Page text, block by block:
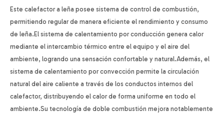
Este calefactor a leña posee sistema de control de combustión,
permitiendo regular de manera eficiente el rendimiento y consumo
de leña.El sistema de calentamiento por conducción genera calor
mediante el intercambio térmico entre el equipo y el aire del
ambiente, logrando una sensación confortable y natural.Además, el
sistema de calentamiento por convección permite la circulación
natural del aire caliente a través de los conductos internos del
calefactor, distribuyendo el calor de forma uniforme en todo el
ambiente.Su tecnología de doble combustión mejora notablemente